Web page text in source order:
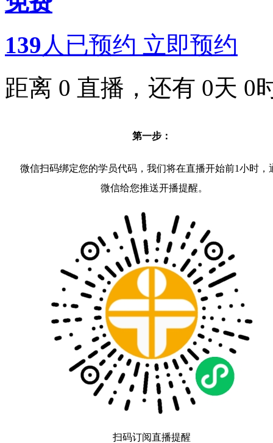
139 人已预约 立即预约
距离 0 直播，还有 0天 0
第一步：
微信扫码绑定您的学员代码，我们将在直播开始前1小时，
微信给您推送开播提醒。
扫码订阅直播提醒